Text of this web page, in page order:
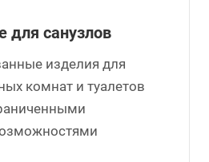
для санузлов
изделия для
комнат и туалетов